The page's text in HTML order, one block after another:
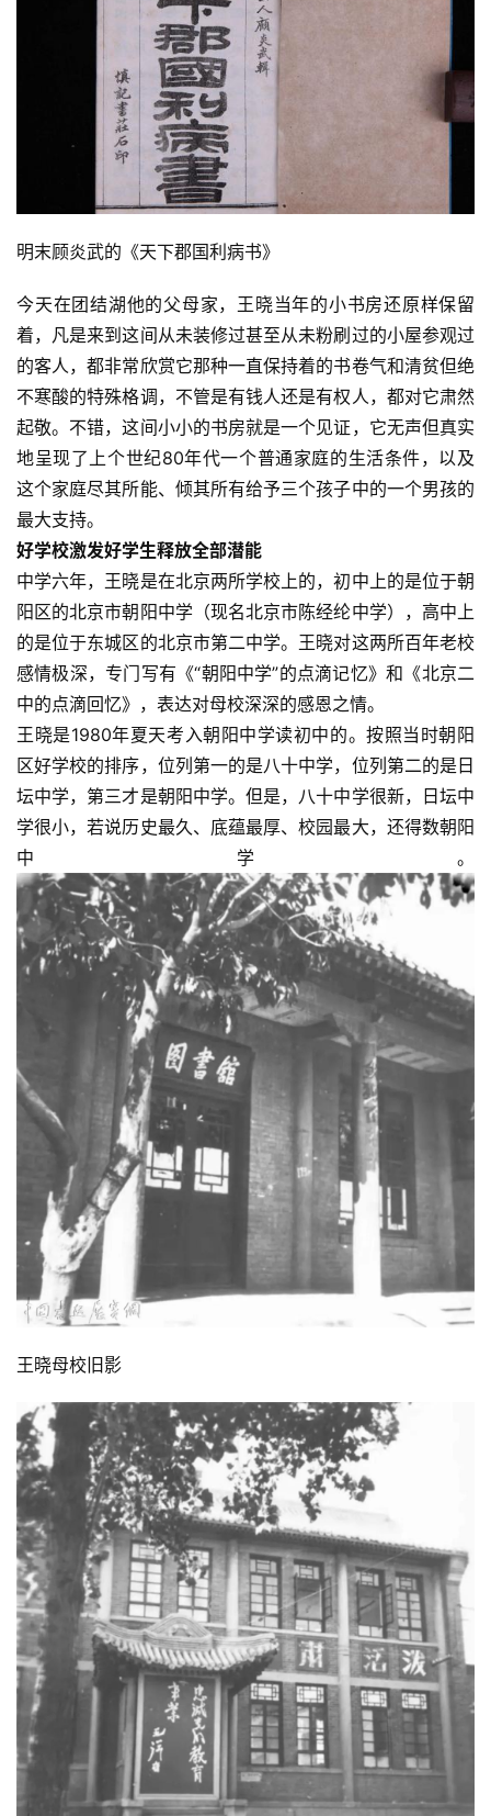
明末顾炎武的《天下郡国利病书》
今天在团结湖他的父母家，王晓当年的小书房还原样保留
着，凡是来到这间从未装修过甚至从未粉刷过的小屋参观过
的客人，都非常欣赏它那种一直保持着的书卷气和清贫但绝
不寒酸的特殊格调，不管是有钱人还是有权人，都对它肃然
起敬。不错，这间小小的书房就是一个见证，它无声但真实
地呈现了上个世纪80年代一个普通家庭的生活条件，以及
这个家庭尽其所能、倾其所有给予三个孩子中的一个男孩的
最大支持。
好学校激发好学生释放全部潜能
中学六年，王晓是在北京两所学校上的，初中上的是位于朝
阳区的北京市朝阳中学（现名北京市陈经纶中学），高中上
的是位于东城区的北京市第二中学。王晓对这两所百年老校
感情极深，专门写有《“朝阳中学”的点滴记忆》和《北京二
中的点滴回忆》，表达对母校深深的感恩之情。
王晓是1980年夏天考入朝阳中学读初中的。按照当时朝阳
区好学校的排序，位列第一的是八十中学，位列第二的是日
坛中学，第三才是朝阳中学。但是，八十中学很新，日坛中
学很小，若说历史最久、底蕴最厚、校园最大，还得数朝阳
中学。
王晓母校旧影